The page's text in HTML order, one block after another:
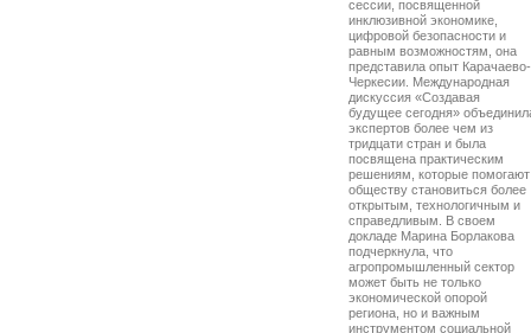
сессии, посвященной
инклюзивной экономике,
цифровой безопасности и
равным возможностям, она
представила опыт Карачаево-
Черкесии. Международная
дискуссия «Создавая
будущее сегодня»
экспертов более чем из
тридцати стран и была
посвящена практическим
решениям, которые помогают
обществу становиться более
открытым, технологичным и
справедливым. В своем
докладе Марина Борлакова
подчеркнула, что
агропромышленный сектор
может быть не только
экономической опорой
региона, но и важным
инструментом социальной